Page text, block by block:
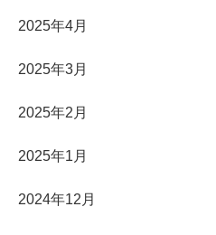
2025年4月
2025年3月
2025年2月
2025年1月
2024年12月